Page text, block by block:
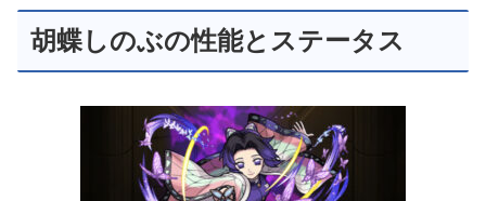
胡蝶しのぶの性能とステータス